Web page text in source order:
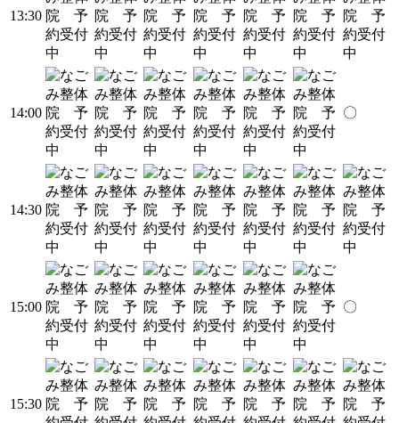
13:30
14:00 〇
14:30
15:00 〇
15:30